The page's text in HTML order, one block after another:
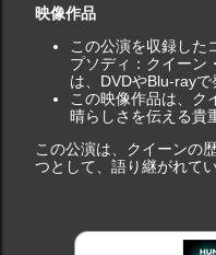
映像作品
この公演を収録した
プソディ：クイーン
は、DVDやBlu-rayで
この映像作品は、ク
晴らしさを伝える貴
この公演は、クイーンの
つとして、語り継がれてい